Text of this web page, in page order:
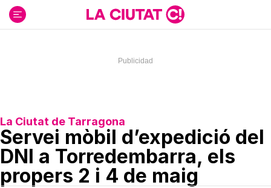
contenido
La Ciutat de Tarragona
Servei mòbil d’expedició del
DNI a Torredembarra, els
propers 2 i 4 de maig